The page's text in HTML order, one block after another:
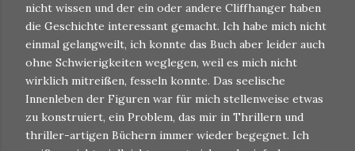
nicht wissen und der ein oder andere Cliffhanger haben
die Geschichte interessant gemacht. Ich habe mich nicht
einmal gelangweilt, ich konnte das Buch aber leider auch
ohne Schwierigkeiten weglegen, weil es mich nicht
wirklich mitreißen, fesseln konnte. Das seelische
Innenleben der Figuren war für mich stellenweise etwas
zu konstruiert, ein Problem, das mir in Thrillern und
thriller-artigen Büchern immer wieder begegnet. Ich